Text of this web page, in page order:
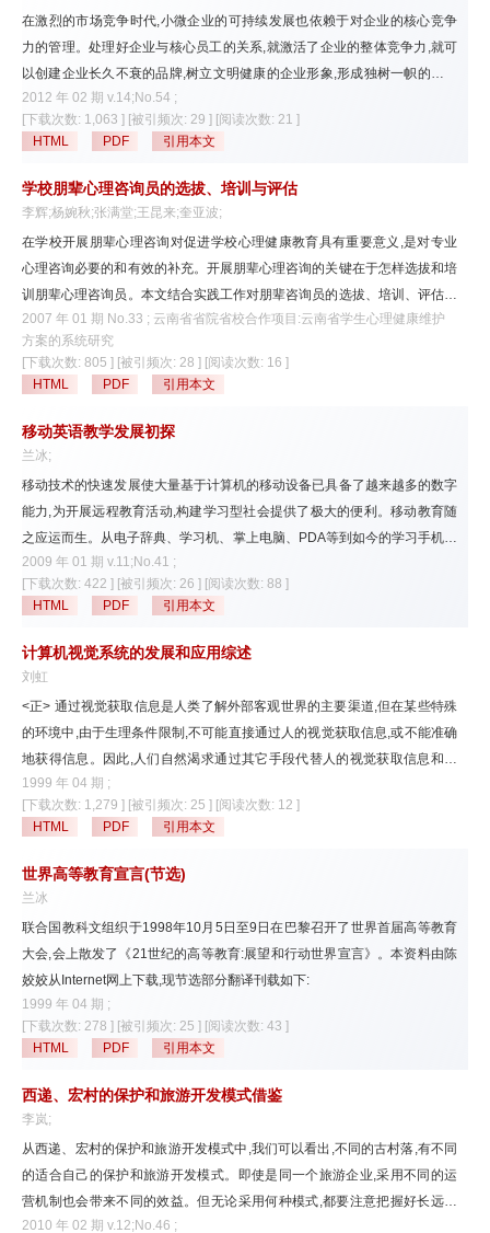
在激烈的市场竞争时代,小微企业的可持续发展也依赖于对企业的核心竞争
力的管理。处理好企业与核心员工的关系,就激活了企业的整体竞争力,就可
以创建企业长久不衰的品牌,树立文明健康的企业形象,形成独树一帜的企业
文化,为企业的长足发展奠定坚实的基础。
2012 年 02 期 v.14;No.54 ;
[下载次数: 1,063 ] [被引频次: 29 ] [阅读次数: 21 ]
HTML
PDF 引用本文
学校朋辈心理咨询员的选拔、培训与评估
李辉;杨婉秋;张满堂;王昆来;奎亚波;
在学校开展朋辈心理咨询对促进学校心理健康教育具有重要意义,是对专业
心理咨询必要的和有效的补充。开展朋辈心理咨询的关键在于怎样选拔和培
训朋辈心理咨询员。本文结合实践工作对朋辈咨询员的选拔、培训、评估方
式以及对朋辈心理咨询员的素养问题进行了阐述。
2007 年 01 期 No.33 ; 云南省省院省校合作项目:云南省学生心理健康维护
方案的系统研究
[下载次数: 805 ] [被引频次: 28 ] [阅读次数: 16 ]
HTML
PDF 引用本文
移动英语教学发展初探
兰冰;
移动技术的快速发展使大量基于计算机的移动设备已具备了越来越多的数字
能力,为开展远程教育活动,构建学习型社会提供了极大的便利。移动教育随
之应运而生。从电子辞典、学习机、掌上电脑、PDA等到如今的学习手机、
智能手机、3G手机,均得益于移动技术的发展。移动教学方式为学习者提供
更多的灵活性、方便性、资源的多元化,但也呈现学习过程随意性和时间的
片段化,成本较高的特点。在英语学习方面的应用,学习者通过手机发送短信
息、在线实时信息交互和在线信息浏览完成学习。
2009 年 01 期 v.11;No.41 ;
[下载次数: 422 ] [被引频次: 26 ] [阅读次数: 88 ]
HTML
PDF 引用本文
计算机视觉系统的发展和应用综述
刘虹
<正> 通过视觉获取信息是人类了解外部客观世界的主要渠道,但在某些特殊
的环境中,由于生理条件限制,不可能直接通过人的视觉获取信息,或不能准确
地获得信息。因此,人们自然渴求通过其它手段代替人的视觉获取信息和处
理信息,从而为人们在科学技术发展中揭开了一个研究的重要课题。随着计
算机图象处理技术的发展和完善,目前已形成了一门高技术的新兴学科,即计
算机视觉系统。这一系统克服了人类视觉的局限性,大大扩宽了人类视觉的
范围。提高了人类视觉无法比拟的准确度,因而在科学研究、工业生
1999 年 04 期 ;
[下载次数: 1,279 ] [被引频次: 25 ] [阅读次数: 12 ]
HTML
PDF 引用本文
世界高等教育宣言(节选)
兰冰
联合国教科文组织于1998年10月5日至9日在巴黎召开了世界首届高等教育
大会,会上散发了《21世纪的高等教育:展望和行动世界宣言》。本资料由陈
姣姣从Internet网上下载,现节选部分翻译刊载如下:
1999 年 04 期 ;
[下载次数: 278 ] [被引频次: 25 ] [阅读次数: 43 ]
HTML
PDF 引用本文
西递、宏村的保护和旅游开发模式借鉴
李岚;
从西递、宏村的保护和旅游开发模式中,我们可以看出,不同的古村落,有不同
的适合自己的保护和旅游开发模式。即使是同一个旅游企业,采用不同的运
营机制也会带来不同的效益。但无论采用何种模式,都要注意把握好长远规
划、社区参与、协调好各方关系等问题。
2010 年 02 期 v.12;No.46 ;